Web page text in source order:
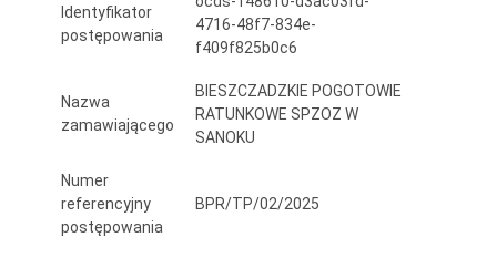
Identyfikator
postępowania
4716-48f7-834e-
f409f825b0c6
Nazwa
zamawiającego
BIESZCZADZKIE POGOTOWIE
RATUNKOWE SPZOZ W
SANOKU
Numer
referencyjny
postępowania
BPR/TP/02/2025